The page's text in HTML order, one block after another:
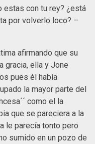
estas con tu rey? ¿está
por volverlo loco? –
afirmando que su
gracia, ella y Jone
pues él había
la mayor parte del
como el la
que se pareciera a la
le parecía tonto pero
sumido en un pozo de